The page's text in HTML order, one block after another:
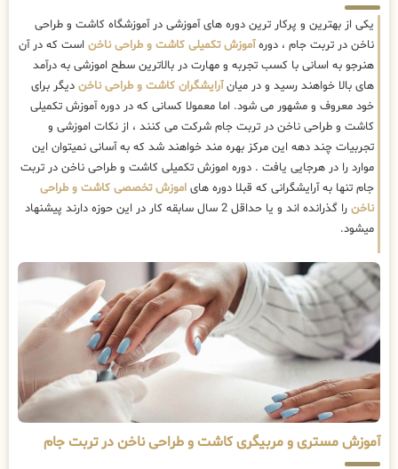
یکی از بهترین و پرکار ترین دوره های آموزشی در آموزشگاه کاشت و طراحی
ناخن در تربت جام ، دورهآموزش تکمیلی کاشت و طراحی ناخن است که در آن
هنرجو به اسانی با کسب تجربه و مهارت در بالاترین سطح اموزشی به درآمد
های بالا خواهند رسید و در میانآرایشگران کاشت و طراحی ناخن دیگر برای
خود معروف و مشهور می شود. اما معمولا کسانی که در دوره آموزش تکمیلی
کاشت و طراحی ناخن در تربت جام شرکت می کنند ، از نکات اموزشی و
تجربیات چند دهه این مرکز بهره مند خواهند شد که به آسانی نمیتوان این
موارد را در هرجایی یافت . دوره اموزش تکمیلی کاشت و طراحی ناخن در تربت
جام تنها به آرایشگرانی که قبلا دوره های اموزش تخصصی کاشت و طراحی
ناخن
را گذرانده اند و یا حداقل 2 سال سابقه کار در این حوزه دارند پیشنهاد
میشود.
آموزش مستری و مربیگری کاشت و طراحی ناخن در تربت جام